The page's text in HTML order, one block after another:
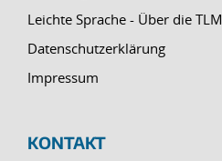
Leichte Sprache - Über die TLM
Datenschutzerklärung
Impressum
KONTAKT